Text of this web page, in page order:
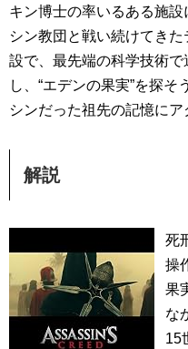
キン博士の率いるある施
シン教団と戦い続けてき
設で、最先端の科学技術
し、“エデンの果実”を探
シンだった祖先の記憶に
解説
死
操
果
な
15